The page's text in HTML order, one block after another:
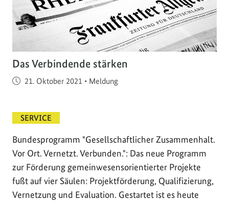
Das Verbindende stärken
Veröffentlicht am
21. Oktober 2021 • Meldung
SERVICE
Bundesprogramm "Gesellschaftlicher Zusammenhalt.
Vor Ort. Vernetzt. Verbunden.": Das neue Programm
zur Förderung gemeinwesensorientierter Projekte
fußt auf vier Säulen: Projektförderung, Qualifizierung,
Vernetzung und Evaluation. Gestartet ist es heute